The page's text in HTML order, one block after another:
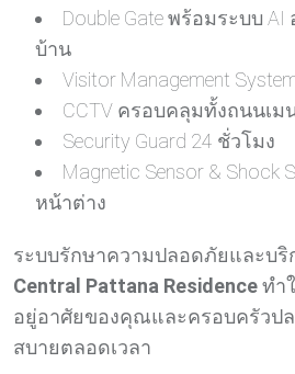
Double Gate พร้อมระบบ
บ้าน
Visitor Management
CCTV ครอบคลุมทั้งถนนเ
Security Guard 24 ชั่วโมง
Magnetic Sensor & Shock
หน้าต่าง
ระบบรักษาความปลอดภัยและบริ
Central Pattana Residenceทำ
อยู่อาศัยของคุณและครอบครัวป
สบายตลอดเวลา